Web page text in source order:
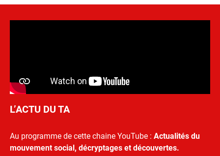
L’ACTU DU TA
Au programme de cette chaine YouTube : Actualités du
mouvement social, décryptages et découvertes.